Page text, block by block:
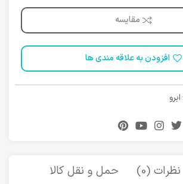
مقایسه
افزودن به علاقه مندی ها
نظرات (0) حمل و نقل کالا